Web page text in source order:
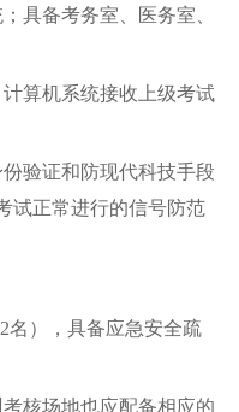
具备考务室、医务室、
计算机系统接收上级考试
份验证和防现代科技手段
试正常进行的信号防范
名），具备应急安全疏
核场地也应配备相应的